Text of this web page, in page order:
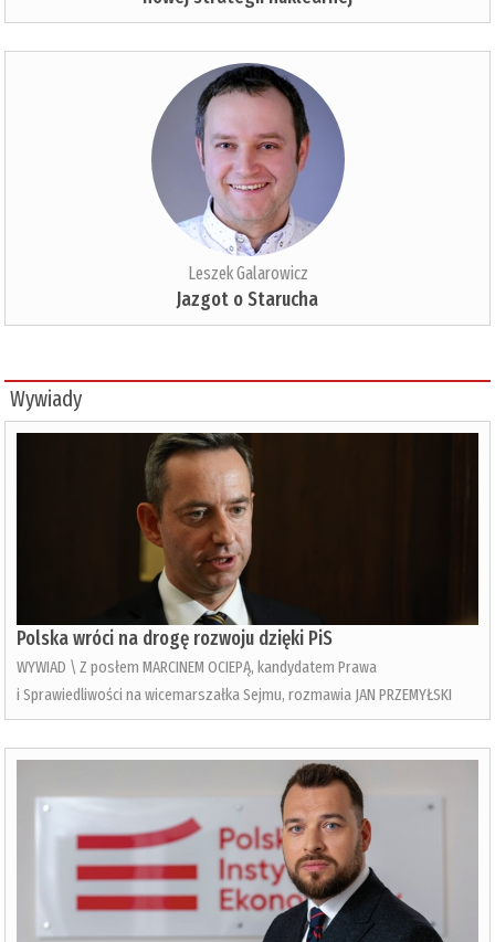
Leszek Galarowicz
Jazgot o Starucha
Wywiady
Polska wróci na drogę rozwoju dzięki PiS
WYWIAD \ Z posłem MARCINEM OCIEPĄ, kandydatem Prawa
i Sprawiedliwości na wicemarszałka Sejmu, rozmawia JAN PRZEMYŁSKI